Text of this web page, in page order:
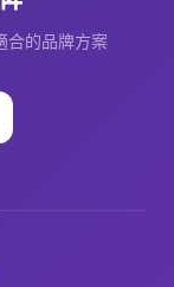
合的品牌方案